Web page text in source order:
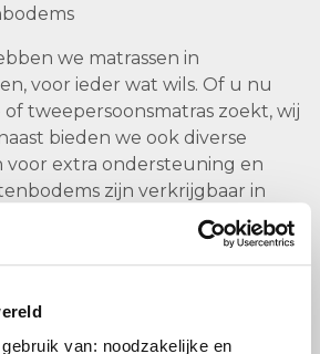
van: noodzakelijke en
we matrassen in
voor ieder wat wils. Of u nu
tweepersoonsmatras zoekt, wij
bieden we ook diverse
voor extra ondersteuning en
zijn verkrijgbaar in
en maten, zodat u altijd de
vinden voor uw
testen van een matras